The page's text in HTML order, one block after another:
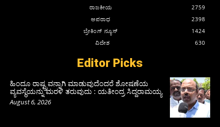
ರಾಜಕೀಯ
2759
ಅಪರಾಧ
2398
ಬ್ರೇಕಿಂಗ್ ನ್ಯೂಸ್
1424
ವಿದೇಶ
630
Editor Picks
ಹಿಂದೂ ರಾಷ್ಟ್ರವನ್ನಾಗಿ ಮಾಡುವುದೆಂದರೆ ಶೋಷಣೆಯ
ವ್ಯವಸ್ಥೆಯನ್ನು ಮರಳಿ ತರುವುದು : ಯತೀಂದ್ರ ಸಿದ್ದರಾಮಯ್ಯ
August 6, 2026